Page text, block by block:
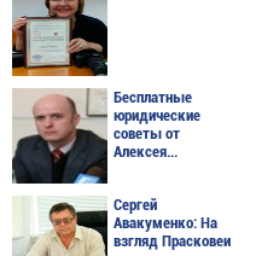
Бесплатные
юридические
советы от
Алексея...
Сергей
Авакуменко: На
взгляд Прасковеи